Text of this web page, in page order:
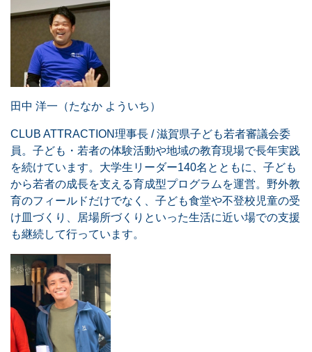
田中 洋一（たなか よういち）
CLUB ATTRACTION理事長 / 滋賀県子ども若者審議会委
員。子ども・若者の体験活動や地域の教育現場で長年実践
を続けています。大学生リーダー140名とともに、子ども
から若者の成長を支える育成型プログラムを運営。野外教
育のフィールドだけでなく、子ども食堂や不登校児童の受
け皿づくり、居場所づくりといった生活に近い場での支援
も継続して行っています。